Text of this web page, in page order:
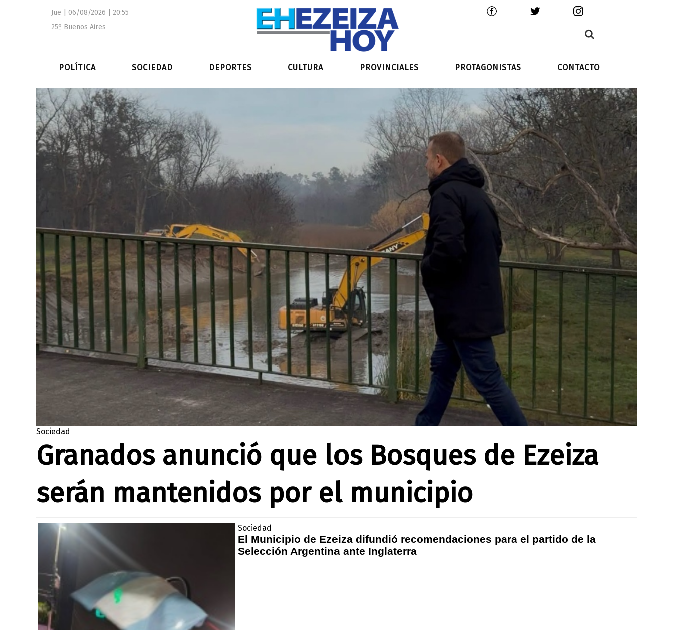
Jue | 06/08/2026 | 20:55
25º Buenos Aires
POLÍTICA SOCIEDAD DEPORTES CULTURA PROVINCIALES PROTAGONISTAS CONTACTO
Sociedad
Granados anunció que los Bosques de Ezeiza
serán mantenidos por el municipio
Sociedad
El Municipio de Ezeiza difundió recomendaciones para el partido de la
Selección Argentina ante Inglaterra